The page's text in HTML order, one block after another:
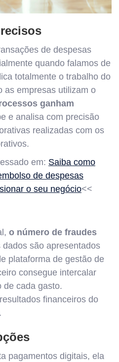
de despesas
quando falamos de
totalmente o trabalho do
as empresas utilizam o
ganham
e analisa com precisão
realizadas com os
em: Saiba como
de despesas
o seu negócio<<
o número de fraudes
dados são apresentados
plataforma de gestão de
consegue intercalar
de cada gasto.
financeiros do
pagamentos digitais, ela